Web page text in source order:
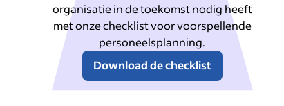
organisatie in de toekomst nodig heeft
met onze checklist voor voorspellende
personeelsplanning.
Download de checklist